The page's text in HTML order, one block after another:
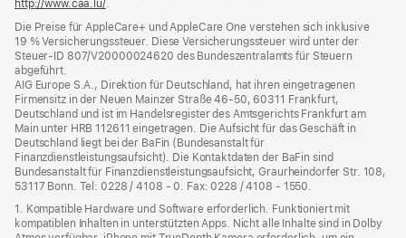
http://www.caa.lu/(Öffnet
neues
Fenster)
.
Die Preise für AppleCare+ und AppleCare One verstehen sich inklusive
19 % Versicherungssteuer. Diese Versicherungssteuer wird unter der
Steuer‑ID 807/V20000024620 des Bundeszentralamts für Steuern
abgeführt.
AIG Europe S.A., Direktion für Deutschland, hat ihren eingetragenen
Firmensitz in der Neuen Mainzer Straße 46‑50, 60311 Frankfurt,
Deutschland und ist im Handelsregister des Amtsgerichts Frankfurt am
Main unter HRB 112611 eingetragen. Die Aufsicht für das Geschäft in
Deutschland liegt bei der BaFin (Bundesanstalt für
Finanzdienstleistungsaufsicht). Die Kontaktdaten der BaFin sind
Bundesanstalt für Finanzdienstleistungsaufsicht, Graurheindorfer Str. 108,
53117 Bonn. Tel: 0228 / 4108 - 0. Fax: 0228 / 4108 - 1550.
1. Kompatible Hardware und Software erforderlich. Funktioniert mit
kompatiblen Inhalten in unterstützten Apps. Nicht alle Inhalte sind in Dolby